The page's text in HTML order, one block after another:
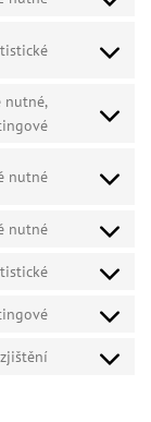
Consent
service
Consent
service
manager-
wordpress
nutné,
Consent
service
nutné
Consent
service
cookie-
consent
nutné
Consent
wordpress
Consent
snowplow
Consent
Consent